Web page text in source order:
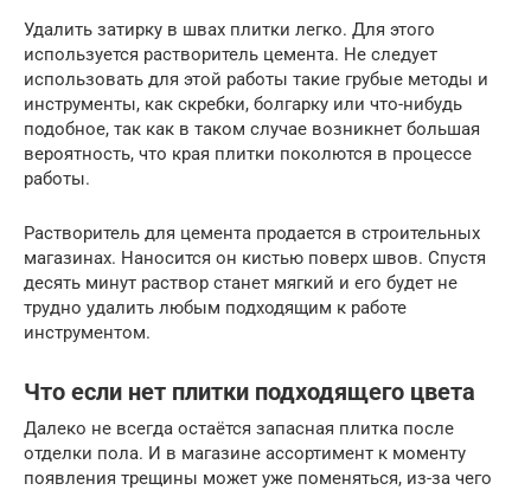
Удалить затирку в швах плитки легко. Для этого
используется растворитель цемента. Не следует
использовать для этой работы такие грубые методы и
инструменты, как скребки, болгарку или что-нибудь
подобное, так как в таком случае возникнет большая
вероятность, что края плитки поколются в процессе
работы.
Растворитель для цемента продается в строительных
магазинах. Наносится он кистью поверх швов. Спустя
десять минут раствор станет мягкий и его будет не
трудно удалить любым подходящим к работе
инструментом.
Что если нет плитки подходящего цвета
Далеко не всегда остаётся запасная плитка после
отделки пола. И в магазине ассортимент к моменту
появления трещины может уже поменяться, из-за чего